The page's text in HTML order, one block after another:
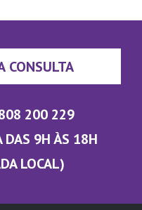
CONSULTA
200 229
DAS 9H ÀS 18H
LOCAL)